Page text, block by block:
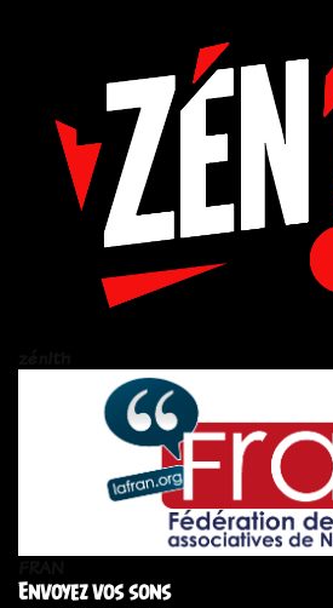
Envoyez vos sons